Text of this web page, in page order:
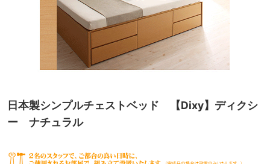
日本製シンプルチェストベッド 【Dixy】ディクシ
ー ナチュラル